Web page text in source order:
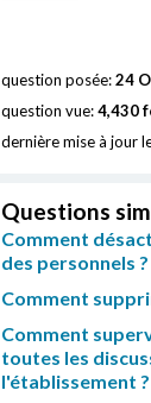
question posée:24
question vue:4,430
dernière mise à jour
Questions
Comment
des personnels ?
Comment
Comment
toutes les
l'établissement ?